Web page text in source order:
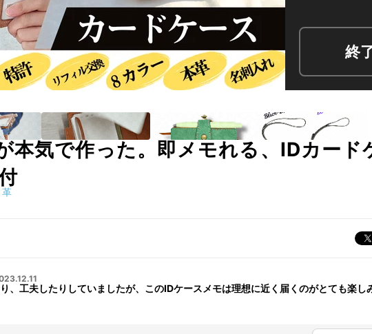
終
本気で作った。即メモれる、IDカー
革
、工夫したりしていましたが、このIDケースメモは理想に近く届くのがとても楽し